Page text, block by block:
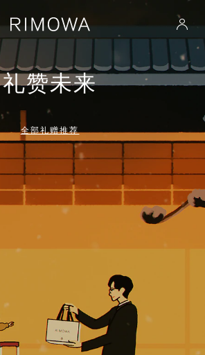
礼赞未来
全部礼赠推荐